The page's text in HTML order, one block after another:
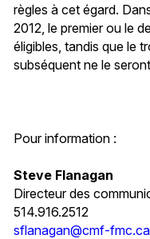
règles à cet égard.
2012, le premier ou le
éligibles, tandis que le
subséquent ne le
Pour information :
Steve Flanagan
Directeur des
514.916.2512
sflanagan@cmf-fmc.ca